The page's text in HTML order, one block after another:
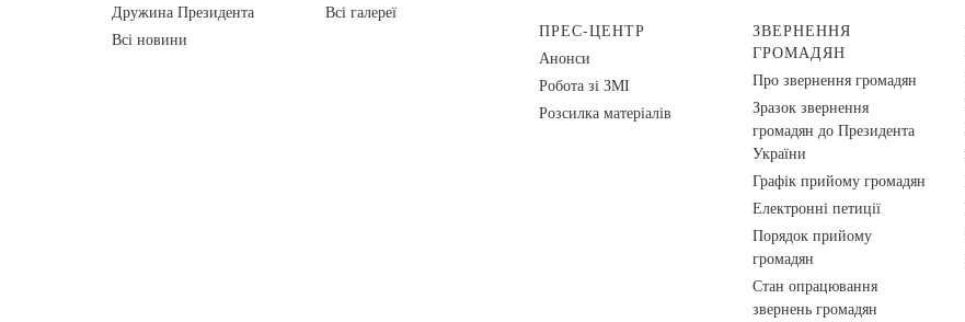
Дружина Президента
Всі новини
Всі галереї
ПРЕС-ЦЕНТР
Анонси
Робота зі ЗМІ
Розсилка матеріалів
ЗВЕРНЕННЯ
ГРОМАДЯН
Про звернення громадян
Зразок звернення
громадян до Президента
України
Графік прийому громадян
Електронні петиції
Порядок прийому
громадян
Стан опрацювання
звернень громадян